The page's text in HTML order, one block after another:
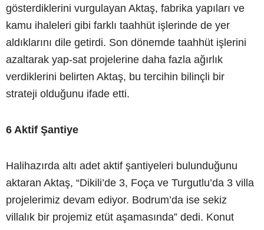
gösterdiklerini vurgulayan Aktaş, fabrika yapıları ve
kamu ihaleleri gibi farklı taahhüt işlerinde de yer
aldıklarını dile getirdi. Son dönemde taahhüt işlerini
azaltarak yap-sat projelerine daha fazla ağırlık
verdiklerini belirten Aktaş, bu tercihin bilinçli bir
strateji olduğunu ifade etti.
6 Aktif Şantiye
Halihazırda altı adet aktif şantiyeleri bulunduğunu
aktaran Aktaş, “Dikili’de 3, Foça ve Turgutlu’da 3 villa
projelerimiz devam ediyor. Bodrum’da ise sekiz
villalık bir projemiz etüt aşamasında” dedi. Konut